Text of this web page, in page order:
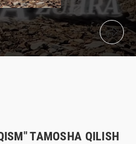
TAMOSHA QILISH